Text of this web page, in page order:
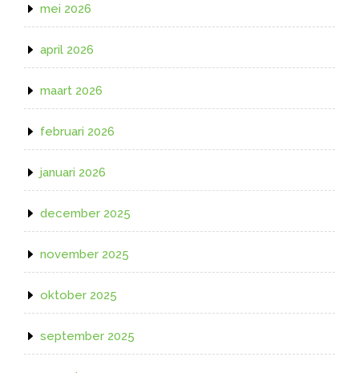
mei 2026
april 2026
maart 2026
februari 2026
januari 2026
december 2025
november 2025
oktober 2025
september 2025